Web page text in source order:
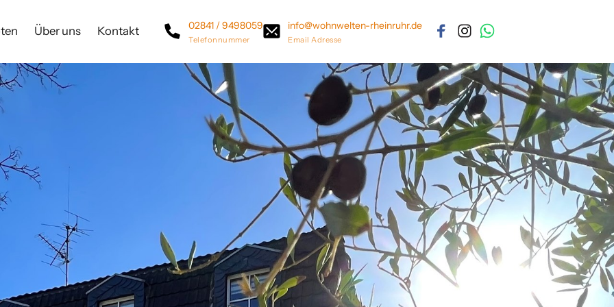
Über uns Kontakt 02841 / 9498059
Telefonnummer
info@wohnwelten-rheinruhr.de
Email Adresse